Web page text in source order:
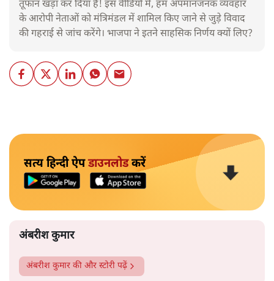
तूफान खड़ा कर दिया है! इस वीडियो में, हम अपमानजनक व्यवहार
के आरोपी नेताओं को मंत्रिमंडल में शामिल किए जाने से जुड़े विवाद
की गहराई से जांच करेंगे। भाजपा ने इतने साहसिक निर्णय क्यों लिए?
सत्य हिन्दी ऐपडाउनलोडकरें
अंबरीश कुमार
अंबरीश कुमार की और स्टोरी पढ़ें